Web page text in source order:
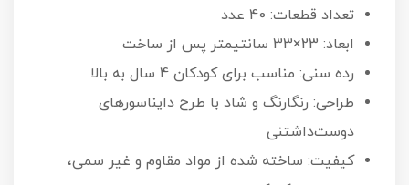
تعداد قطعات: 40 عدد
ابعاد: 23×33 سانتیمتر پس از ساخت
رده سنی: مناسب برای کودکان 4 سال به بالا
طراحی: رنگارنگ و شاد با طرح دایناسورهای
دوست‌داشتنی
کیفیت: ساخته شده از مواد مقاوم و غیر سمی،